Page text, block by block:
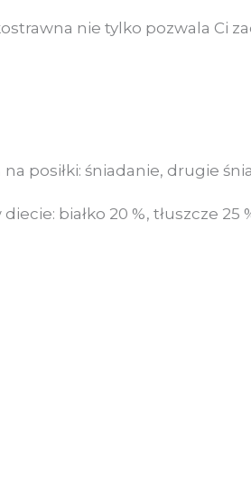
nie tylko pozwala Ci
posiłki: śniadanie, drugie
białko 20 %, tłuszcze 25